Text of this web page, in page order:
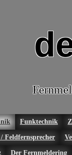
Funktechnik
Feldfernsprecher
Der Fernmeldering